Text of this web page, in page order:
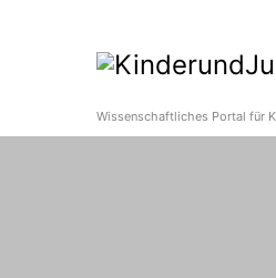
Wissenschaftliches Portal für